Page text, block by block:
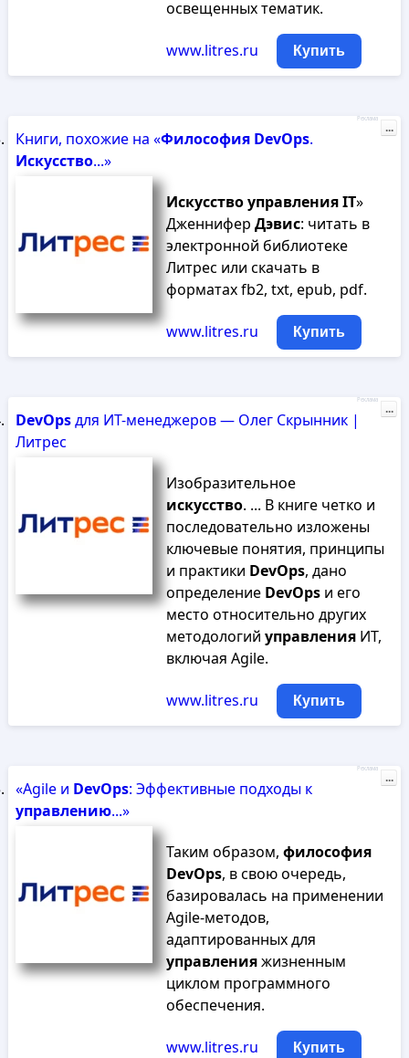
освещенных тематик.
www.litres.ru Купить
Книги, похожие на «Философия DevOps.
Искусство...»
ИскусствоуправленияIT»
Дженнифер Дэвис: читать в
электронной библиотеке
Литрес или скачать в
форматах fb2, txt, epub, pdf.
www.litres.ru Купить
Реклама
...
DevOpsдля ИТ-менеджеров — Олег Скрынник |
Литрес
Изобразительное
искусство. ... В книге четко и
последовательно изложены
ключевые понятия, принципы
и практики DevOps, дано
определение DevOpsи его
место относительно других
методологий управленияИТ,
включая Agile.
www.litres.ru Купить
Реклама
...
«Agile и DevOps: Эффективные подходы к
управлению...»
Таким образом, философия
DevOps, в свою очередь,
базировалась на применении
Agile-методов,
адаптированных для
управленияжизненным
циклом программного
обеспечения.
www.litres.ru Купить
Реклама
...